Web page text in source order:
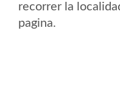
recorrer la
pagina.